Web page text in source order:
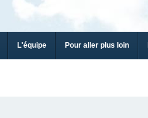
L'équipe Pour aller plus loin